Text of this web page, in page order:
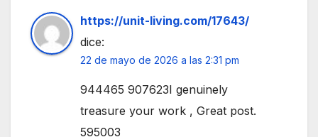
https://unit-living.com/17643/
dice:
22 de mayo de 2026 a las 2:31 pm
944465 907623I genuinely
treasure your work , Great post.
595003